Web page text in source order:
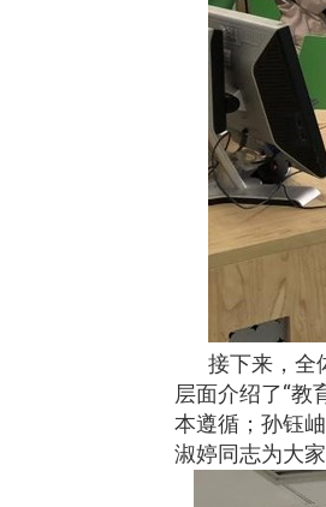
接下来，全
层面介绍了“教
本遵循；孙钰
淑婷同志为大